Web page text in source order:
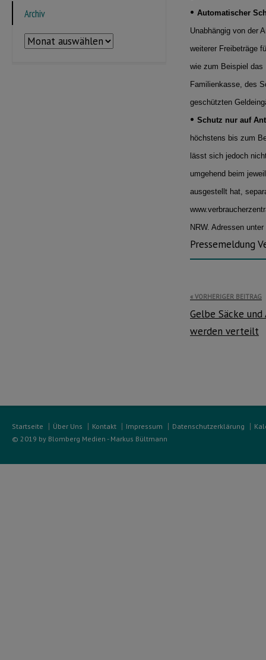
• Automatischer
Unabhängig von der
weiterer Freibeträge
wie zum Beispiel das
Familienkasse, des
geschützten
• Schutz nur auf
höchstens bis zum
lässt sich jedoch
umgehend beim
ausgestellt hat,
NRW. Adressen
Pressemeldung
VORHERIGER BEITRAG
Gelbe Säcke
werden verteilt
Archiv
Archiv
Startseite Über Uns Kontakt Impressum Datenschutzerklärung
© 2019 by Blomberg Medien - Markus Bültmann